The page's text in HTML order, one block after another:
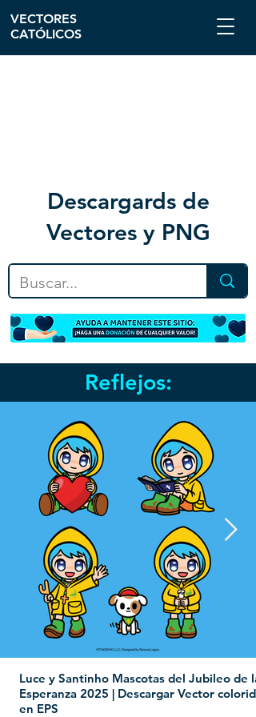
Descargards de
Vectores y PNG
VECTORES
CATÓLICOS
Reflejos:
Luce y Santinho Mascotas del Jubileo de la
Esperanza 2025 | Descargar Vector colorido
en EPS